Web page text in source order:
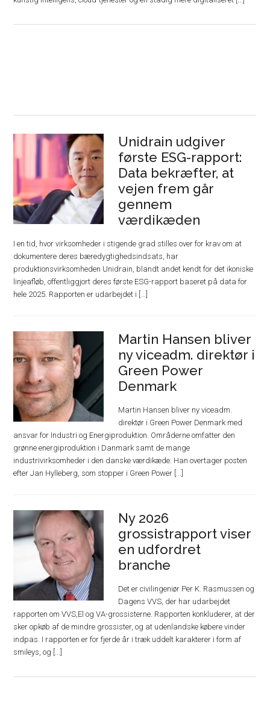
Unidrain udgiver
første ESG-rapport:
Data bekræfter, at
vejen frem går
gennem
værdikæden
I en tid, hvor virksomheder i stigende grad stilles over for krav om at
dokumentere deres bæredygtighedsindsats, har
produktionsvirksomheden Unidrain, blandt andet kendt for det ikoniske
linjeafløb, offentliggjort deres første ESG-rapport baseret på data for
hele 2025. Rapporten er udarbejdet i [...]
Martin Hansen bliver
ny viceadm. direktør i
Green Power
Denmark
Martin Hansen bliver ny viceadm.
direktør i Green Power Denmark med
ansvar for Industri og Energiproduktion. Områderne omfatter den
grønne energiproduktion i Danmark samt de mange
industrivirksomheder i den danske værdikæde. Han overtager posten
efter Jan Hylleberg, som stopper i Green Power [...]
Ny 2026
grossistrapport viser
en udfordret
branche
Det er civilingeniør Per K. Rasmussen og
Dagens VVS, der har udarbejdet
rapporten om VVS,El og VA-grossisterne. Rapporten konkluderer, at der
sker opkøb af de mindre grossister, og at udenlandske købere vinder
indpas. I rapporten er for fjerde år i træk uddelt karakterer i form af
smileys, og [...]